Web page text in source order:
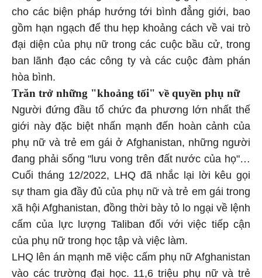
cho các biện pháp hướng tới bình đẳng giới, bao
gồm hạn ngạch để thu hẹp khoảng cách về vai trò
đại diện của phụ nữ trong các cuộc bầu cử, trong
ban lãnh đạo các công ty và các cuộc đàm phán
hòa bình.
Trăn trở những "khoảng tối" về quyền phụ nữ
Người đứng đầu tổ chức đa phương lớn nhất thế
giới này đặc biệt nhấn mạnh đến hoàn cảnh của
phụ nữ và trẻ em gái ở Afghanistan, những người
đang phải sống "lưu vong trên đất nước của họ"…
Cuối tháng 12/2022, LHQ đã nhắc lại lời kêu gọi
sự tham gia đầy đủ của phụ nữ và trẻ em gái trong
xã hội Afghanistan, đồng thời bày tỏ lo ngại về lệnh
cấm của lực lượng Taliban đối với việc tiếp cận
của phụ nữ trong học tập và việc làm.
LHQ lên án mạnh mẽ việc cấm phụ nữ Afghanistan
vào các trường đại học. 11,6 triệu phụ nữ và trẻ